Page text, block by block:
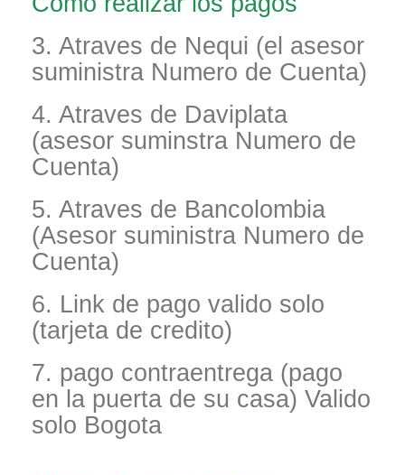
3. Atraves de Nequi (el asesor
suministra Numero de Cuenta)
4. Atraves de Daviplata
(asesor suminstra Numero de
Cuenta)
5. Atraves de Bancolombia
(Asesor suministra Numero de
Cuenta)
6. Link de pago valido solo
(tarjeta de credito)
7. pago contraentrega (pago
en la puerta de su casa) Valido
solo Bogota